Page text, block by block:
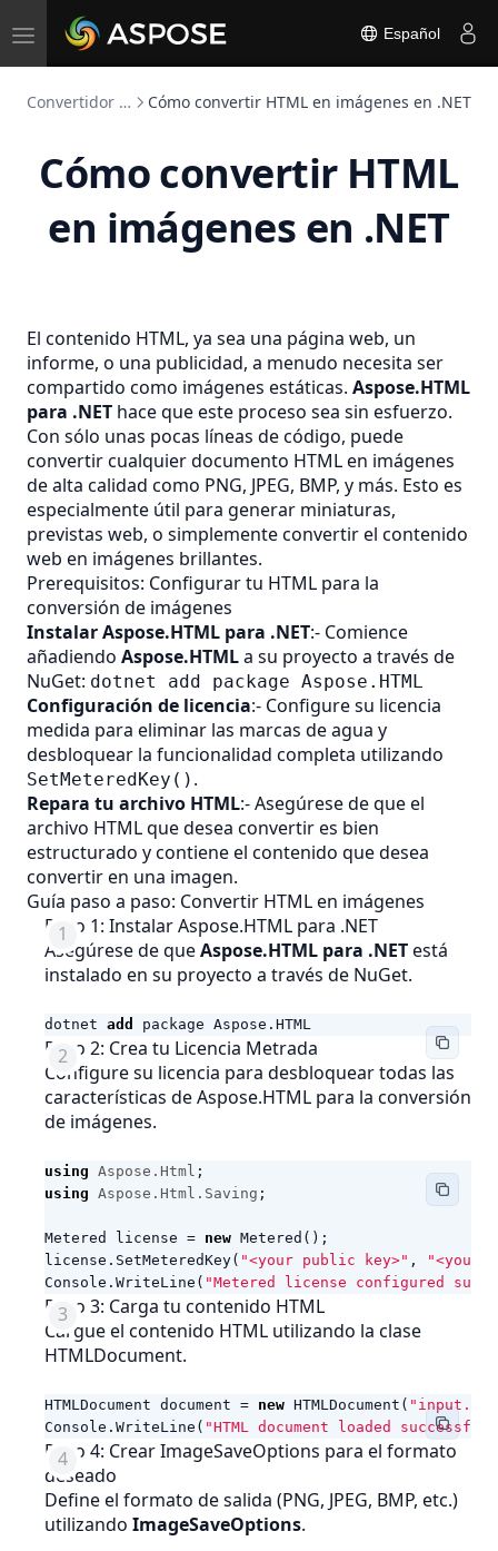
Toggle
navigation
Español
Convertidor HTML Cómo convertir HTML en imágenes en .NET
Cómo convertir HTML
en imágenes en .NET
El contenido HTML, ya sea una página web, un
informe, o una publicidad, a menudo necesita ser
compartido como imágenes estáticas. Aspose.HTML
para .NET hace que este proceso sea sin esfuerzo.
Con sólo unas pocas líneas de código, puede
convertir cualquier documento HTML en imágenes
de alta calidad como PNG, JPEG, BMP, y más. Esto es
especialmente útil para generar miniaturas,
previstas web, o simplemente convertir el contenido
web en imágenes brillantes.
Prerequisitos: Configurar tu HTML para la
conversión de imágenes
Instalar Aspose.HTML para .NET:- Comience
añadiendo Aspose.HTMLa su proyecto a través de
NuGet: dotnet add package Aspose.HTML
Configuración de licencia:- Configure su licencia
medida para eliminar las marcas de agua y
desbloquear la funcionalidad completa utilizando
SetMeteredKey() .
Repara tu archivo HTML:- Asegúrese de que el
archivo HTML que desea convertir es bien
estructurado y contiene el contenido que desea
convertir en una imagen.
Guía paso a paso: Convertir HTML en imágenes
Paso 1: Instalar Aspose.HTML para .NET
Asegúrese de queAspose.HTML para .NETestá
instalado en su proyecto a través de NuGet.
dotnet add package Aspose . HTML
Paso 2: Crea tu Licencia Metrada
Configure su licencia para desbloquear todas las
características de Aspose.HTML para la conversión
de imágenes.
using Aspose.Html ;
using Aspose.Html.Saving ;
Metered license = new Metered ();
license . SetMeteredKey( "<your public key>" ,
"<your
Console . WriteLine ( "Metered license configured
Paso 3: Carga tu contenido HTML
Cargue el contenido HTML utilizando la clase
HTMLDocument.
HTMLDocument document = new HTMLDocument (
Console . WriteLine ( "HTML document loaded
Paso 4: Crear ImageSaveOptions para el formato
deseado
Define el formato de salida (PNG, JPEG, BMP, etc.)
utilizando ImageSaveOptions.